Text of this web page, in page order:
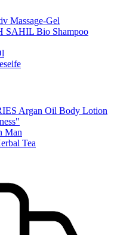
Massage-Gel
SAHIL Bio Shampoo
Argan Oil Body Lotion
Man
Tea